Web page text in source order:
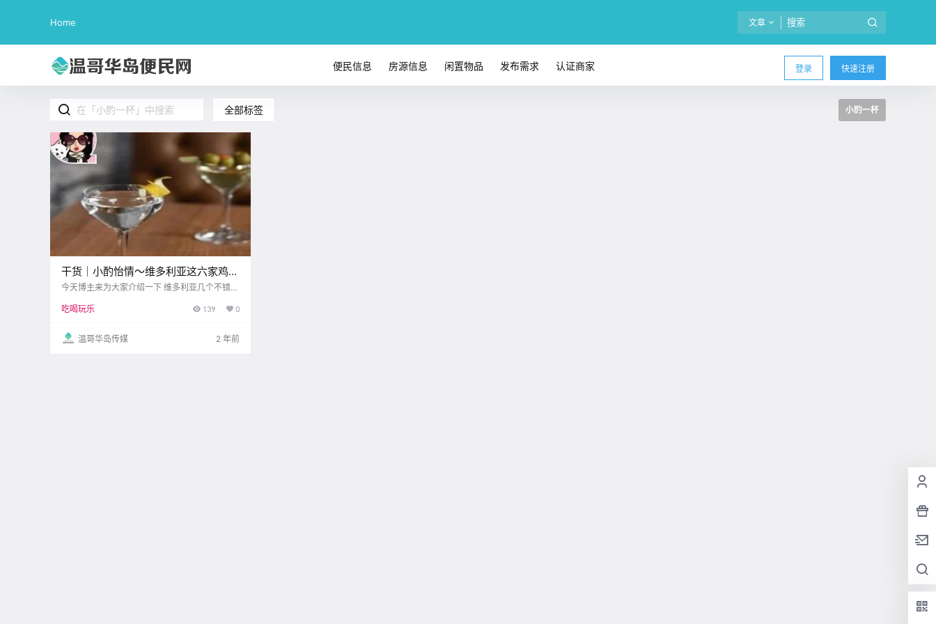
Home 文章
登录 快速注册
便民信息 房源信息 闲置物品 发布需求 认证商家
全部标签 小酌一杯
干货｜小酌怡情～维多利亚这六家鸡尾
酒吧超极棒！
今天博主来为大家介绍一下 维多利亚几个不错的
鸡尾酒文化 曾在20年前几乎是个空白 如今却蓬
有些则打造了极.
吃喝玩乐 139 0
温哥华岛传媒 2 年前